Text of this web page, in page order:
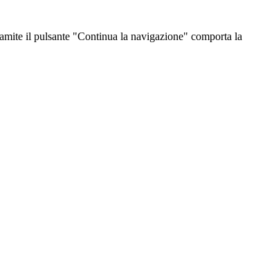
il pulsante "Continua la navigazione" comporta la